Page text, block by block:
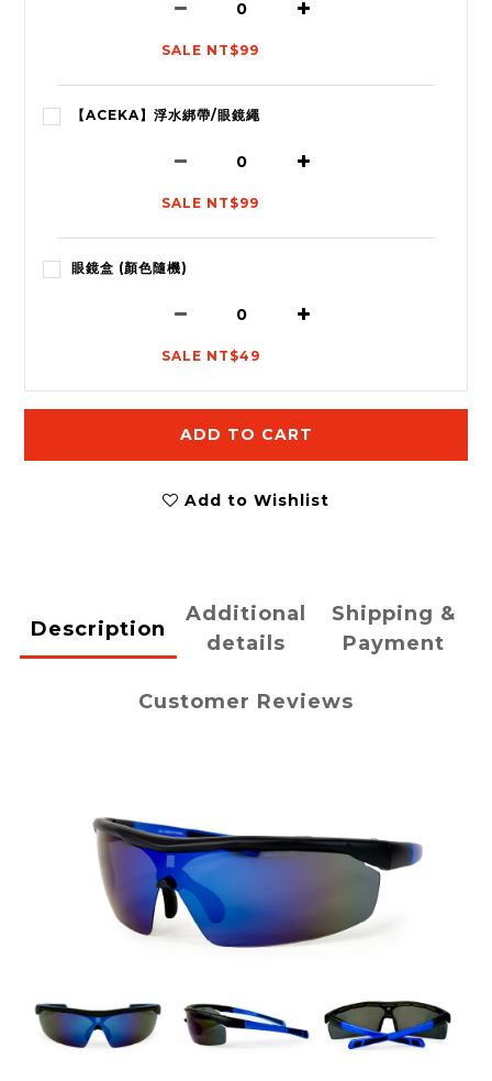
SALE NT$99
【ACEKA】浮水綁帶/眼鏡繩
SALE NT$99
眼鏡盒 (顏色隨機)
SALE NT$49
ADD TO CART
Add to Wishlist
Description
Additional
details
Shipping &
Payment
Customer Reviews